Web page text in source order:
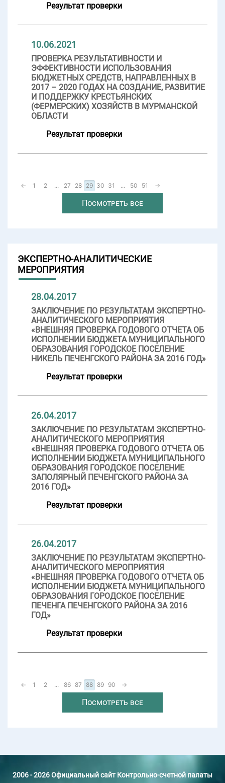
Результат проверки
10.06.2021
ПРОВЕРКА РЕЗУЛЬТАТИВНОСТИ И
ЭФФЕКТИВНОСТИ ИСПОЛЬЗОВАНИЯ
БЮДЖЕТНЫХ СРЕДСТВ, НАПРАВЛЕННЫХ В
2017 – 2020 ГОДАХ НА СОЗДАНИЕ, РАЗВИТИЕ
И ПОДДЕРЖКУ КРЕСТЬЯНСКИХ
(ФЕРМЕРСКИХ) ХОЗЯЙСТВ В МУРМАНСКОЙ
ОБЛАСТИ
Результат проверки
← 1 2 ... 27 28 29 30 31 ... 50 51 →
Посмотреть все
ЭКСПЕРТНО-АНАЛИТИЧЕСКИЕ
МЕРОПРИЯТИЯ
28.04.2017
ЗАКЛЮЧЕНИЕ ПО РЕЗУЛЬТАТАМ ЭКСПЕРТНО-
АНАЛИТИЧЕСКОГО МЕРОПРИЯТИЯ
«ВНЕШНЯЯ ПРОВЕРКА ГОДОВОГО ОТЧЕТА ОБ
ИСПОЛНЕНИИ БЮДЖЕТА МУНИЦИПАЛЬНОГО
ОБРАЗОВАНИЯ ГОРОДСКОЕ ПОСЕЛЕНИЕ
НИКЕЛЬ ПЕЧЕНГСКОГО РАЙОНА ЗА 2016 ГОД»
Результат проверки
26.04.2017
ЗАКЛЮЧЕНИЕ ПО РЕЗУЛЬТАТАМ ЭКСПЕРТНО-
АНАЛИТИЧЕСКОГО МЕРОПРИЯТИЯ
«ВНЕШНЯЯ ПРОВЕРКА ГОДОВОГО ОТЧЕТА ОБ
ИСПОЛНЕНИИ БЮДЖЕТА МУНИЦИПАЛЬНОГО
ОБРАЗОВАНИЯ ГОРОДСКОЕ ПОСЕЛЕНИЕ
ЗАПОЛЯРНЫЙ ПЕЧЕНГСКОГО РАЙОНА ЗА
2016 ГОД»
Результат проверки
26.04.2017
ЗАКЛЮЧЕНИЕ ПО РЕЗУЛЬТАТАМ ЭКСПЕРТНО-
АНАЛИТИЧЕСКОГО МЕРОПРИЯТИЯ
«ВНЕШНЯЯ ПРОВЕРКА ГОДОВОГО ОТЧЕТА ОБ
ИСПОЛНЕНИИ БЮДЖЕТА МУНИЦИПАЛЬНОГО
ОБРАЗОВАНИЯ ГОРОДСКОЕ ПОСЕЛЕНИЕ
ПЕЧЕНГА ПЕЧЕНГСКОГО РАЙОНА ЗА 2016
ГОД»
Результат проверки
← 1 2 ... 86 87 88 89 90 →
Посмотреть все
2006 - 2026 Официальный сайт Контрольно-счетной палаты